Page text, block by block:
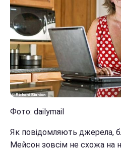
Фото: dailymail
Як повідомляють джерела,
Мейсон зовсім не схожа на